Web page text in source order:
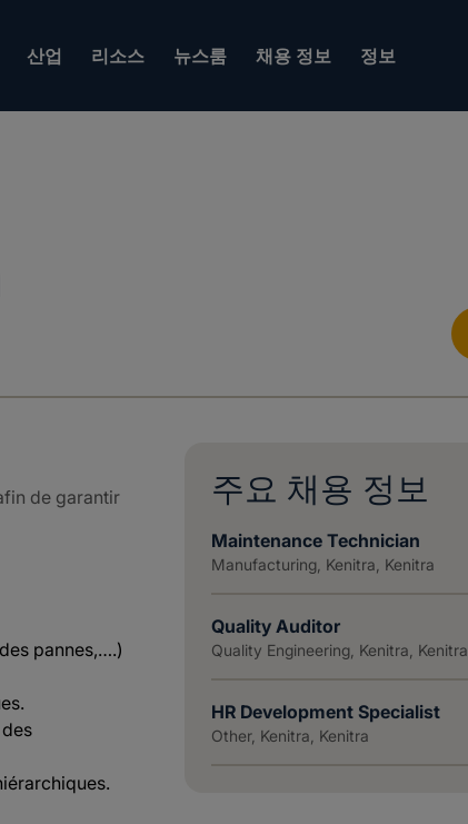
산업 리소스 뉴스룸 채용 정보 정보
de garantir
pannes,….)
주요 채용 정보
Maintenance Technician
Manufacturing, Kenitra, Kenitra
Quality Auditor
Quality Engineering, Kenitra, Kenitra
HR Development Specialist
Other, Kenitra, Kenitra